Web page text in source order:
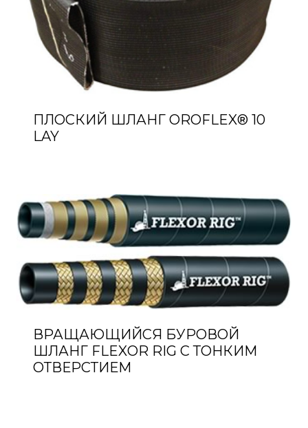
ПЛОСКИЙ ШЛАНГ OROFLEX® 10
LAY
ВРАЩАЮЩИЙСЯ БУРОВОЙ
ШЛАНГ FLEXOR RIG С ТОНКИМ
ОТВЕРСТИЕМ